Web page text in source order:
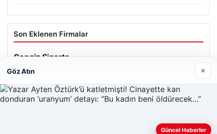
Son Eklenen Firmalar
Cengiz Sigorta
23/06/2026
Göz Atın ×
Güncel Haberler